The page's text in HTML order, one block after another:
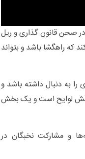
صحن قانون گذاری و ریل
که راهگشا باشد و بتواند
را به دنبال داشته باشد و
بخش لوایح است و یک بخش
و مشارکت نخبگان در